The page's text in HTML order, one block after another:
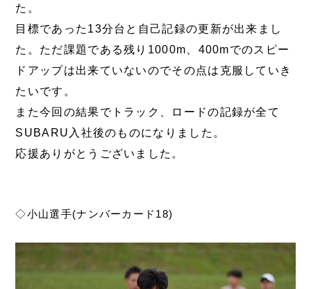
た。
目標であった13分台と自己記録の更新が出来まし
た。ただ課題である残り1000m、400mでのスピー
ドアップは出来ていないのでその点は克服していき
たいです。
また今回の結果でトラック、ロードの記録が全て
SUBARU入社後のものになりました。
応援ありがとうございました。
◇小山選手(ナンバーカード18)